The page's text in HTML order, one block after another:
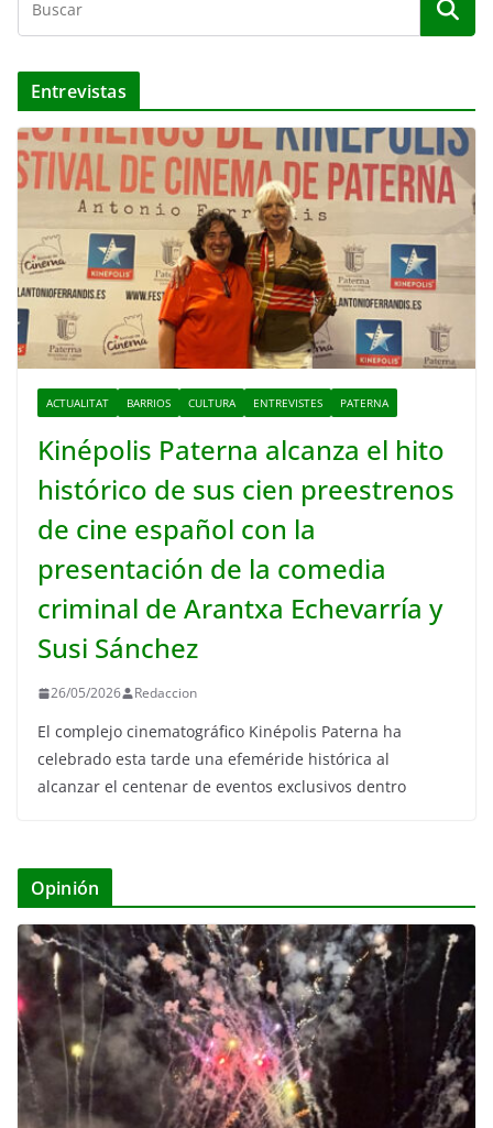
Entrevistas
ACTUALITAT BARRIOS CULTURA ENTREVISTES PATERNA
Kinépolis Paterna alcanza el hito
histórico de sus cien preestrenos
de cine español con la
presentación de la comedia
criminal de Arantxa Echevarría y
Susi Sánchez
26/05/2026 Redaccion
El complejo cinematográfico Kinépolis Paterna ha
celebrado esta tarde una efeméride histórica al
alcanzar el centenar de eventos exclusivos dentro
Opinión